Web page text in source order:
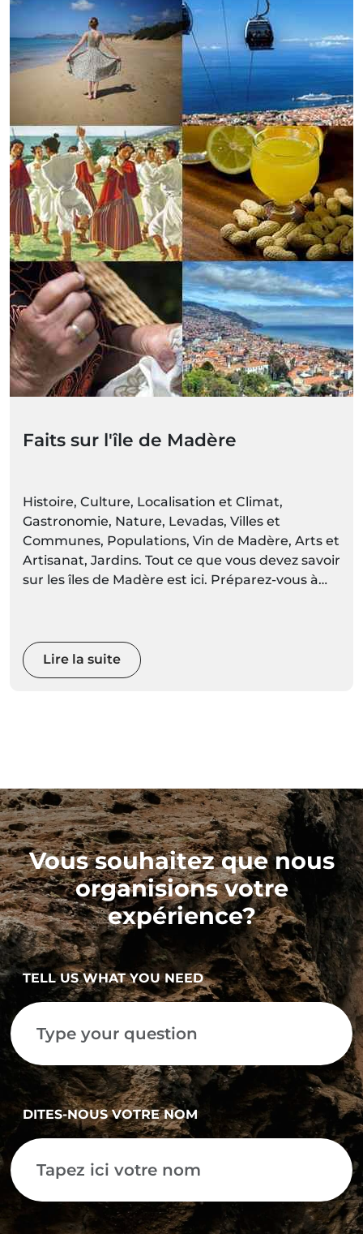
Faits sur l'île de Madère
Histoire, Culture, Localisation et Climat,
Gastronomie, Nature, Levadas, Villes et
Communes, Populations, Vin de Madère, Arts et
Artisanat, Jardins. Tout ce que vous devez savoir
sur les îles de Madère est ici. Préparez-vous à
Lire la suite
Vous souhaitez que nous
organisions votre
expérience?
TELL US WHAT YOU NEED
DITES-NOUS VOTRE NOM